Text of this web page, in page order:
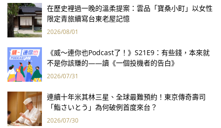
在歷史裡過一晚的溫柔提案：雲品「寶桑小町」以女性
限定青旅續寫台東老屋記憶
2026/08/01
《威～連你也Podcast了！》S21E9：有些錢，本來就
不是你該賺的——讀《一個投機者的告白》
2026/07/31
連續十年米其林三星、全球最難預約！東京傳奇壽司
「鮨さいとう」為何破例首度來台？
2026/07/30